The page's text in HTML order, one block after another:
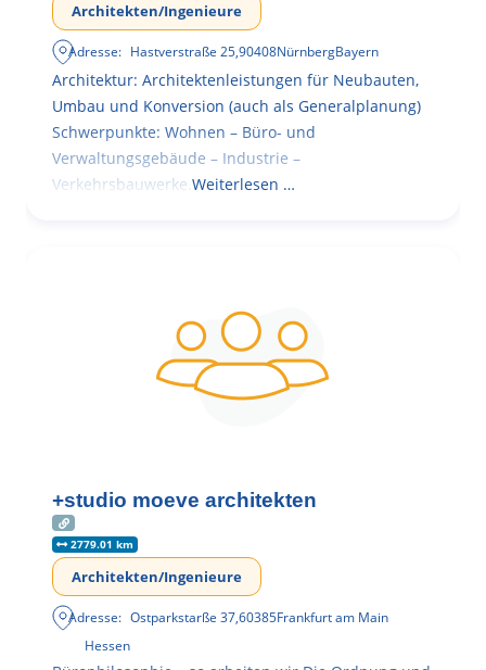
Architekten/Ingenieure
Adresse: Hastverstraße 25,90408NürnbergBayern
Architektur: Architektenleistungen für Neubauten,
Umbau und Konversion (auch als Generalplanung)
Schwerpunkte: Wohnen – Büro- und
Verwaltungsgebäude – Industrie –
Verkehrsbauwerke. Weiterlesen …
+studio moeve architekten
2779.01 km
Architekten/Ingenieure
Adresse: Ostparkstarße 37,60385Frankfurt am Main
Hessen